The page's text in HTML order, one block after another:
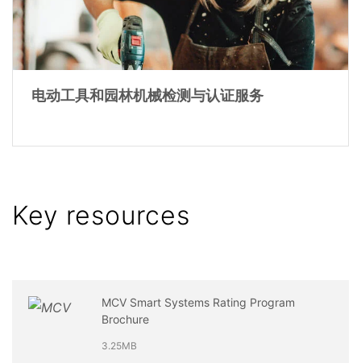
电动工具和园林机械检测与认证服务
Key resources
MCV Smart Systems Rating Program
Brochure
3.25MB